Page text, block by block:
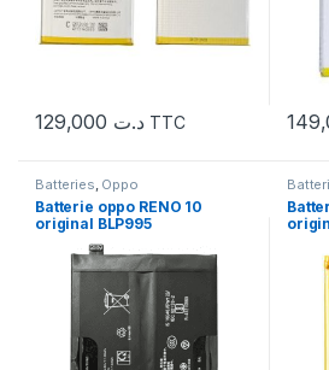
د.ت TTC
Batteries, Oppo
Batterie oppo RENO 10
original BLP995